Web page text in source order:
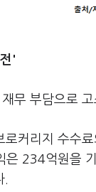
'
무 부담으로
커리지 수수
234억원을